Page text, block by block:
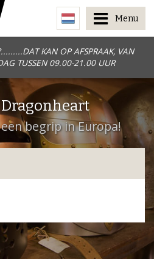
KAN OP AFSPRAAK, VAN
TUSSEN 09.00-21.00 UUR
Menu
begrip in Europa!